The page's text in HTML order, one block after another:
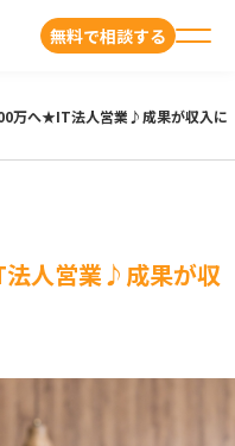
無料で相談する
万へ★IT法人営業♪成果が収入に
人営業♪成果が収